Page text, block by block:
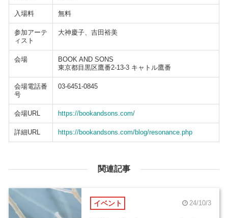
入場料 無料
参加アーテ
ィスト
大神慶子、吉田裕美
会場
BOOK AND SONS
東京都目黒区鷹番2-13-3 キャトル鷹番
会場電話番
号
03-6451-0845
会場URL https://bookandsons.com/
詳細URL https://bookandsons.com/blog/resonance.php
関連記事
イベント 24/10/3